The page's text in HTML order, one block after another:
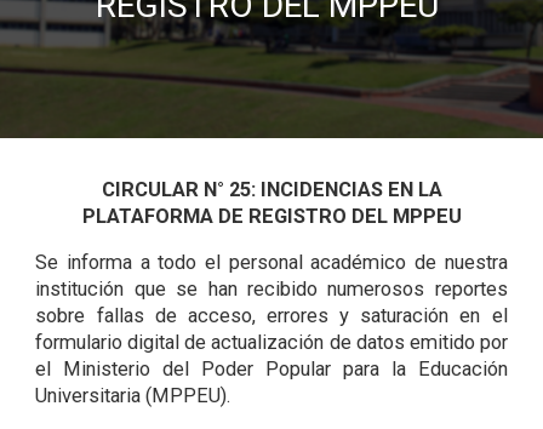
CIRCULAR N° 25: INCIDENCIAS EN LA
PLATAFORMA DE REGISTRO DEL MPPEU
Se informa a todo el personal académico de nuestra
institución que se han recibido numerosos reportes
sobre fallas de acceso, errores y saturación en el
formulario digital de actualización de datos emitido por
el Ministerio del Poder Popular para la Educación
Universitaria (MPPEU).